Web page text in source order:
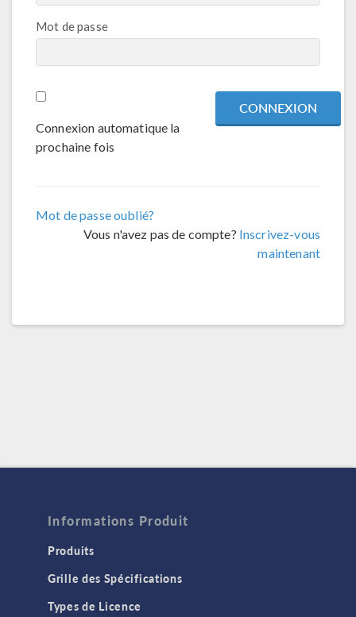
Mot de passe
Connexion automatique la
prochaine fois
Mot de passe oublié?
Vous n'avez pas de compte? Inscrivez-vous
maintenant
Informations Produit
Produits
Grille des Spécifications
Types de Licence